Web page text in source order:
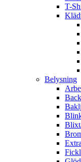
T-
Belysning